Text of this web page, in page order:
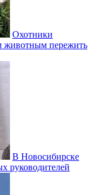
Охотники
животным пережить
В Новосибирске
руководителей